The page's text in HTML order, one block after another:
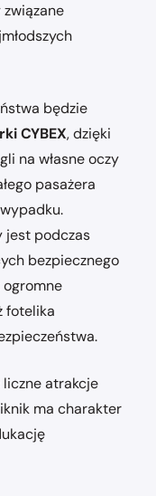
będzie
CYBEX, dzięki
na własne oczy
pasażera
jest podczas
bezpiecznego
ogromne
fotelika
atrakcje
ma charakter